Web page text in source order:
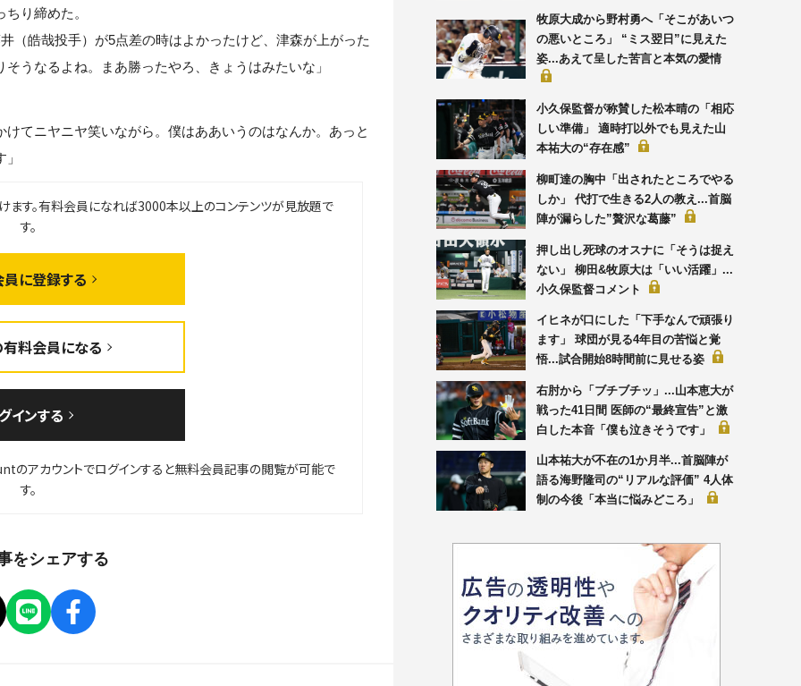
り締めた。
（皓哉投手）が5点差の時はよかったけど、津森が上がった
うなるよね。まあ勝ったやろ、きょうはみたいな」
てニヤニヤ笑いながら。僕はああいうのはなんか。あっと
をシェアする
牧原大成から野村勇へ「そこがあいつ
の悪いところ」 “ミス翌日”に見えた
姿...あえて呈した苦言と本気の愛情
小久保監督が称賛した松本晴の「相応
しい準備」 適時打以外でも見えた山
本祐大の“存在感”
柳町達の胸中「出されたところでやる
しか」 代打で生きる2人の教え...首脳
陣が漏らした”贅沢な葛藤”
押し出し死球のオスナに「そうは捉え
ない」 柳田&牧原大は「いい活躍」...
小久保監督コメント
イヒネが口にした「下手なんで頑張り
ます」 球団が見る4年目の苦悩と覚
悟...試合開始8時間前に見せる姿
右肘から「ブチブチッ」...山本恵大が
戦った41日間 医師の“最終宣告”と激
白した本音「僕も泣きそうです」
山本祐大が不在の1か月半...首脳陣が
語る海野隆司の“リアルな評価” 4人体
制の今後「本当に悩みどころ」